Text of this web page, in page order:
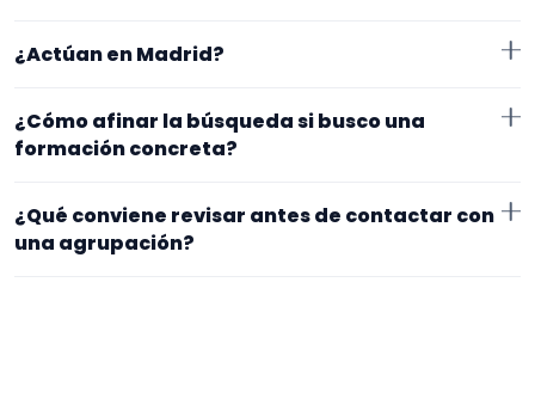
Conviene comparar repertorio, tamaño de la
¿Actúan en Madrid?
trabajan en Madrid. Algunos son de la zona y otros se
exacto, horarios y posibles gastos.
¿Cómo afinar la búsqueda si busco una
formación concreta?
Empieza por el tipo de evento y la zona. Si ya sabes el
formato que te encaja, usa el filtro de tipo de
agrupación para quedarte con opciones más
¿Qué conviene revisar antes de contactar con
una agrupación?